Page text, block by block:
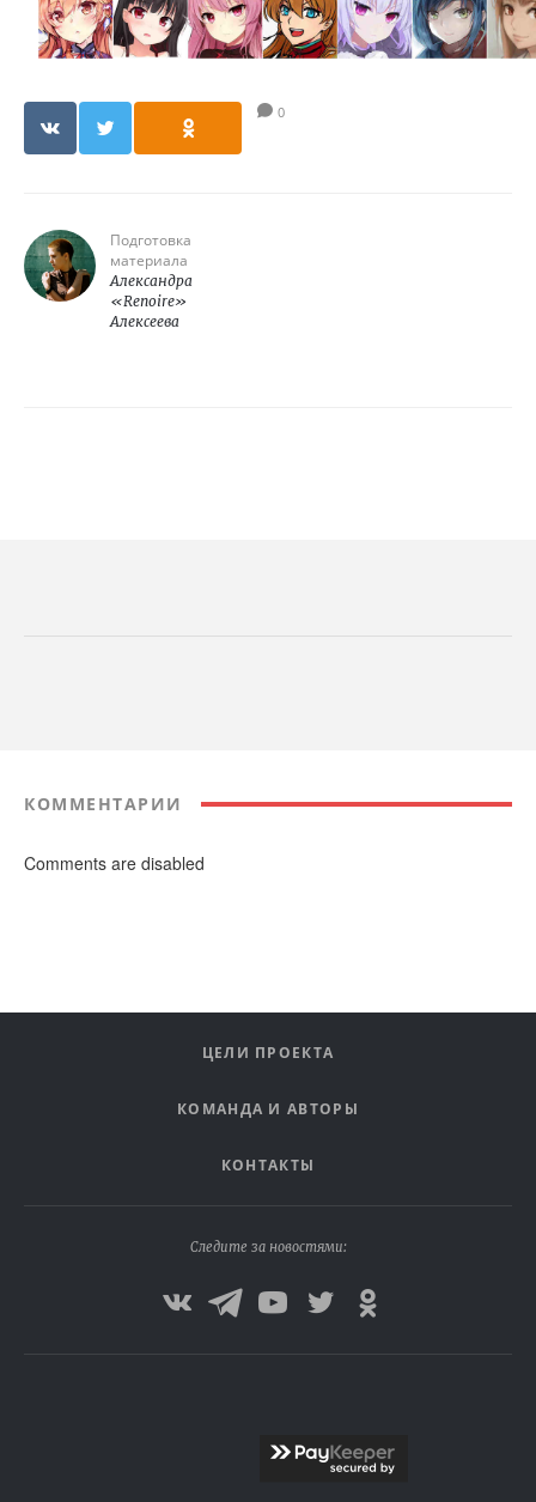
0
Подготовка
материала
Александра
«Renoire»
Алексеева
КОММЕНТАРИИ
Comments are disabled
ЦЕЛИ ПРОЕКТА
КОМАНДА И АВТОРЫ
КОНТАКТЫ
Следите за новостями: